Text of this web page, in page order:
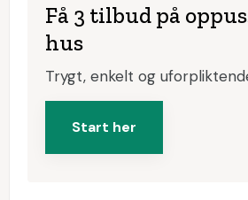
Få 3 tilbud på
hus
Trygt, enkelt og
Start her